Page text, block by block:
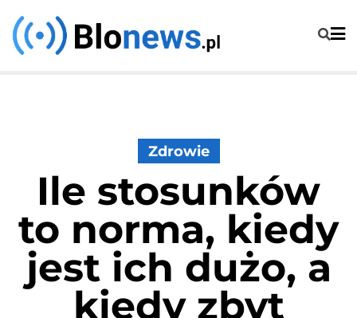
Skip
to
Zdrowie
Ile stosunków
to norma, kiedy
jest ich dużo, a
kiedy zbyt